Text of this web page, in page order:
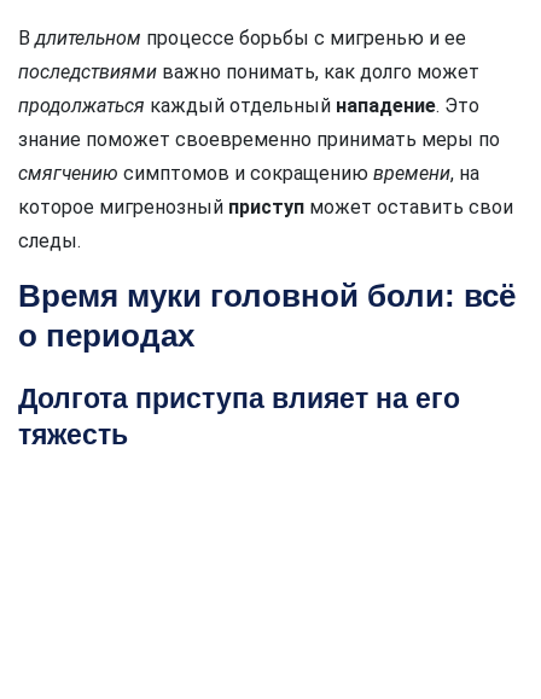
Вдлительном процессе борьбы с мигренью и ее
последствиями важно понимать, как долго может
продолжаться каждый отдельный нападение. Это
знание поможет своевременно принимать меры по
смягчению симптомов и сокращению времени, на
которое мигренозный приступ может оставить свои
следы.
Время муки головной боли: всё
о периодах
Долгота приступа влияет на его
тяжесть